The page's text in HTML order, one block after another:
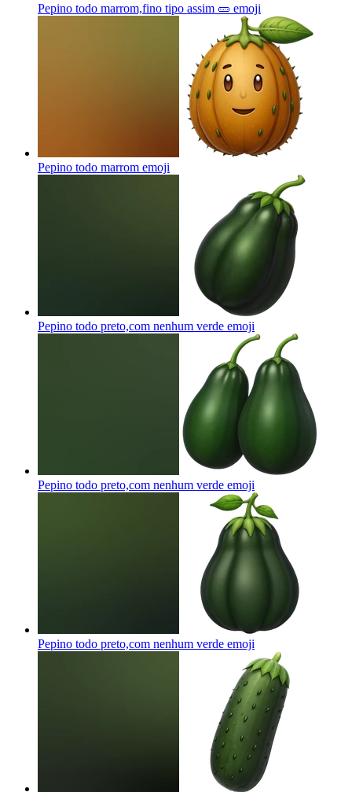
Pepino todo marrom,fino tipo assim 🥒 emoji
Pepino todo marrom emoji
Pepino todo preto,com nenhum verde emoji
Pepino todo preto,com nenhum verde emoji
Pepino todo preto,com nenhum verde emoji